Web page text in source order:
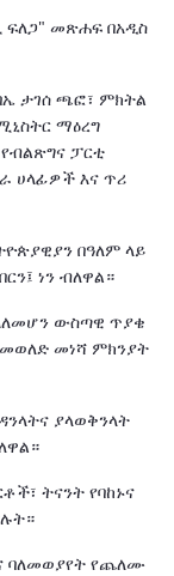
ፍለጋ" መጽሐፍ በአዲስ
ታገሰ ጫፎ፣ ምክትል
ማዕረግ
ፓርቲ
ሀላፊዎች እና ጥሪ
በዓለም ላይ
ነን ብለዋል።
ውስጣዊ ጥያቄ
መነሻ ምክንያት
ያላወቅንላት
ትናንት የባከኑና
ባለመወያየት የጨለሙ